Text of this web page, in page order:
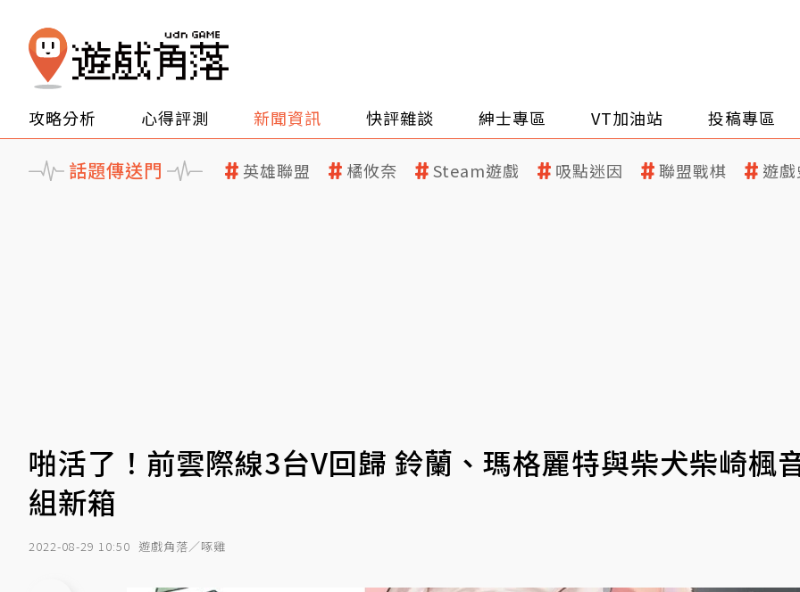
攻略分析 心得評測 新聞資訊 快評雜談 紳士專區 VT加油站 投稿專區
話題傳送門 英雄聯盟 橘攸奈 Steam遊戲 吸點迷因 聯盟戰棋 遊
啪活了！前雲際線3台V回歸 鈴蘭、瑪格麗特與柴犬柴崎楓
組新箱
2022-08-29 10:50 遊戲角落／啄雞